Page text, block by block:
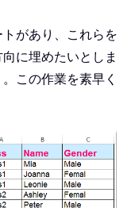
があり、これらを
に埋めたいとしま
この作業を素早く